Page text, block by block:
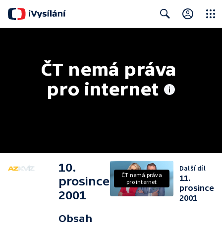
ČT nemá práva
pro internet
10.
prosince
2001
Obsah
ČT nemá práva
pro internet
Další díl
11.
prosince
2001